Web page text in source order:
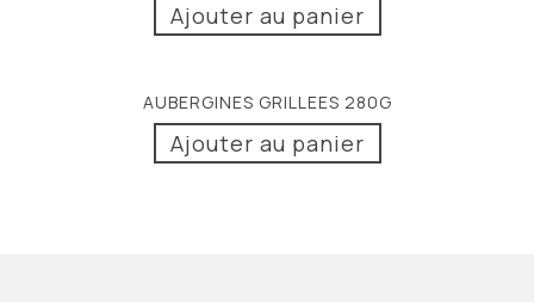
Ajouter au panier
AUBERGINES GRILLEES 280G
Ajouter au panier